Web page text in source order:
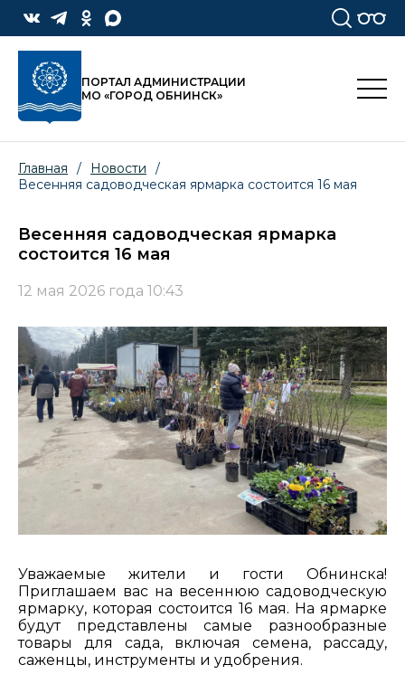
ПОРТАЛ АДМИНИСТРАЦИИ
МО «ГОРОД ОБНИНСК»
Главная / Новости
/
Весенняя садоводческая ярмарка состоится 16 мая
Весенняя садоводческая ярмарка
состоится 16 мая
12 мая 2026 года 10:43
Уважаемые жители и гости Обнинска!
Приглашаем вас на весеннюю садоводческую
ярмарку, которая состоится 16 мая. На ярмарке
будут представлены самые разнообразные
товары для сада, включая семена, рассаду,
саженцы, инструменты и удобрения.